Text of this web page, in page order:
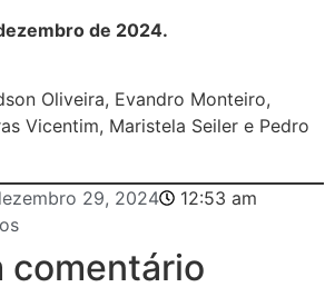
de 2024.
Oliveira, Evandro Monteiro,
Vicentim, Maristela Seiler e Pedro
29, 2024
12:53 am
comentário